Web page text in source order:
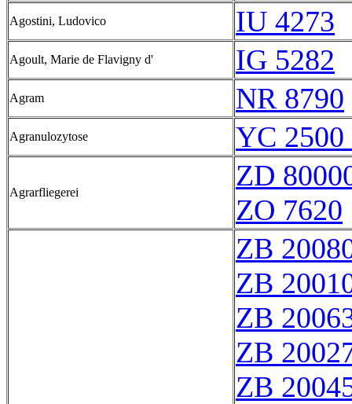
Agostini, Ludovico IU 4273
Agoult, Marie de Flavigny d' IG 5282
Agram NR 8790
Agranulozytose YC
Agrarfliegerei
ZD
ZO 7620
ZB
ZB
ZB
ZB
ZB